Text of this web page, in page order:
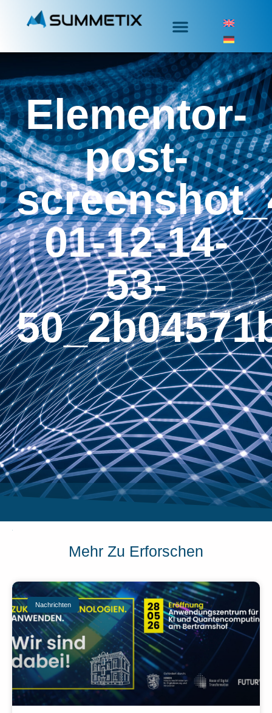
Elementor-
post-
01-12-14-
53-
Mehr Zu Erforschen
Nachrichten